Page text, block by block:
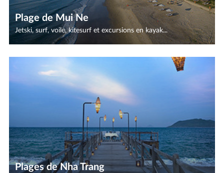
Plage de Mui Ne
Jetski, surf, voile, kitesurf et excursions en kayak...
Plages de Nha Trang